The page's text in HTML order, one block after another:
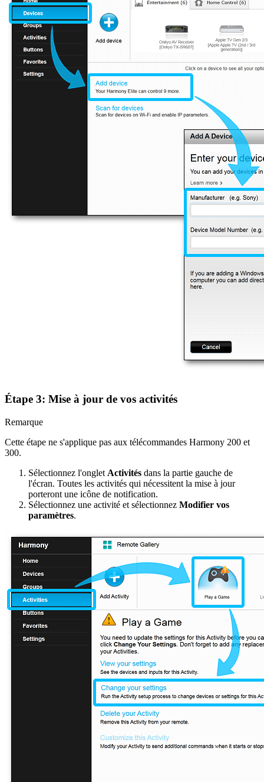
Étape 3: Mise à jour de vos activités
Remarque
Cette étape ne s'applique pas aux télécommandes Harmony 200 et
300.
Sélectionnez l'onglet Activités dans la partie gauche de
l'écran. Toutes les activités qui nécessitent la mise à jour
porteront une icône de notification.
Sélectionnez une activité et sélectionnez Modifier vos
paramètres.